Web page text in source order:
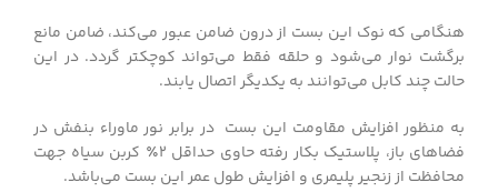
هنگامی که نوک این بست از درون ضامن عبور می‌کند، ضامن مانع
برگشت نوار می‌شود و حلقه فقط می‌تواند کوچکتر گردد. در این
حالت چند کابل می‌توانند به یکدیگر اتصال یابند.
به منظور افزایش مقاومت این بست در برابر نور ماوراء بنفش در
فضاهای باز، پلاستیک بکار رفته حاوی حداقل ۲٪ کربن سیاه جهت
محافظت از زنجیر پلیمری و افزایش طول عمر این بست می‌باشد.